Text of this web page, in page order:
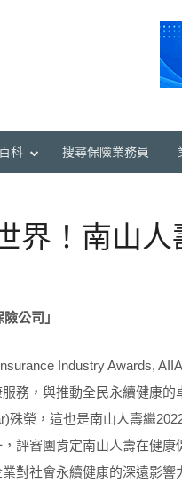
科 搜尋保險業務員
界！南山
公司」
Industry Awards,
務，與推動全民永續健康
殊榮，這也是南山人壽繼
評審團肯定南山人壽在健
對社會永續健康的深遠影